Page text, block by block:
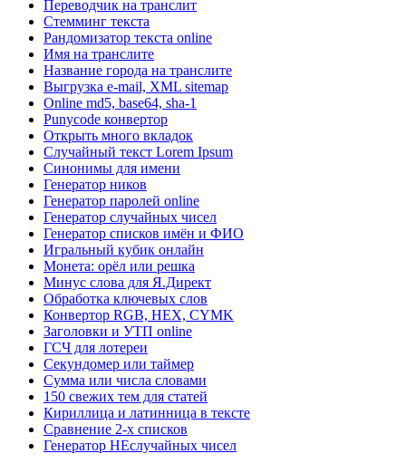
Переводчик на транслит
Стемминг текста
Рандомизатор текста online
Имя на транслите
Название города на транслите
Выгрузка e-mail, XML sitemap
Online md5, base64, sha-1
Punycode конвертор
Открыть много вкладок
Случайный текст Lorem Ipsum
Синонимы для имени
Генератор ников
Генератор паролей online
Генератор случайных чисел
Генератор списков имён и ФИО
Игральный кубик онлайн
Монета: орёл или решка
Минус слова для Я.Директ
Обработка ключевых слов
Конвертор RGB, HEX, CYMK
Заголовки и УТП online
ГСЧ для лотереи
Секундомер или таймер
Сумма или числа словами
150 свежих тем для статей
Кириллица и латинница в тексте
Сравнение 2-х списков
Генератор НЕслучайных чисел